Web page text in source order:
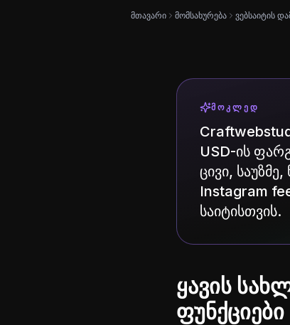
მთავარი მომსახურება ვებსაიტის
ᲛᲝᲙᲚᲔᲓ
USD-ის
ცივი,
Instagram
საიტისთვის.
ყავის
ფუნქციები